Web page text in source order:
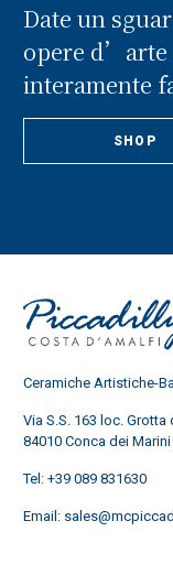
Date un
opere
interamente
SHOP
Ceramiche Artistiche-
Via S.S. 163 loc.
84010 Conca dei Marini
Tel: +39 089 831630
Email: